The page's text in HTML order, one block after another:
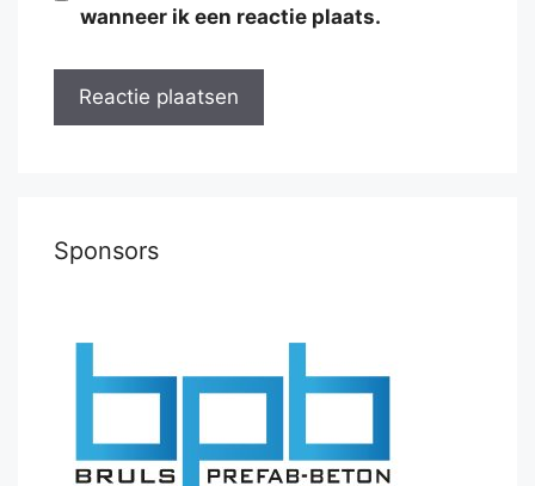
wanneer ik een reactie plaats.
Sponsors